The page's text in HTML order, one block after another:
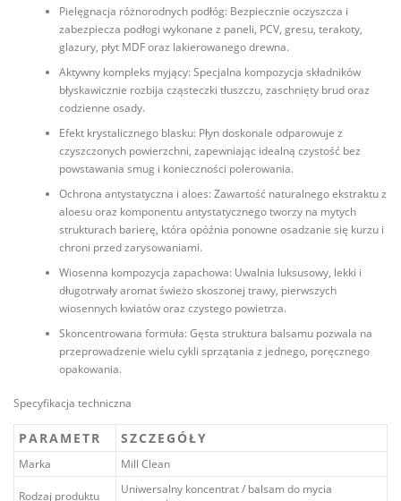
Pielęgnacja różnorodnych podłóg: Bezpiecznie oczyszcza i
zabezpiecza podłogi wykonane z paneli, PCV, gresu, terakoty,
glazury, płyt MDF oraz lakierowanego drewna.
Aktywny kompleks myjący: Specjalna kompozycja składników
błyskawicznie rozbija cząsteczki tłuszczu, zaschnięty brud oraz
codzienne osady.
Efekt krystalicznego blasku: Płyn doskonale odparowuje z
czyszczonych powierzchni, zapewniając idealną czystość bez
powstawania smug i konieczności polerowania.
Ochrona antystatyczna i aloes: Zawartość naturalnego ekstraktu z
aloesu oraz komponentu antystatycznego tworzy na mytych
strukturach barierę, która opóźnia ponowne osadzanie się kurzu i
chroni przed zarysowaniami.
Wiosenna kompozycja zapachowa: Uwalnia luksusowy, lekki i
długotrwały aromat świeżo skoszonej trawy, pierwszych
wiosennych kwiatów oraz czystego powietrza.
Skoncentrowana formuła: Gęsta struktura balsamu pozwala na
przeprowadzenie wielu cykli sprzątania z jednego, poręcznego
opakowania.
Specyfikacja techniczna
PARAMETR SZCZEGÓŁY
Marka Mill Clean
Rodzaj produktu
Uniwersalny koncentrat / balsam do mycia